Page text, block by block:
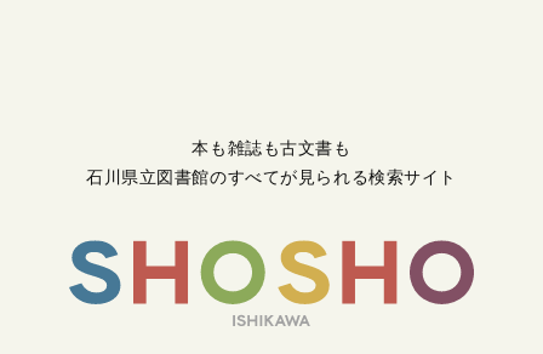
本も雑誌も古文書も
石川県立図書館のすべてが見られる検索サイト